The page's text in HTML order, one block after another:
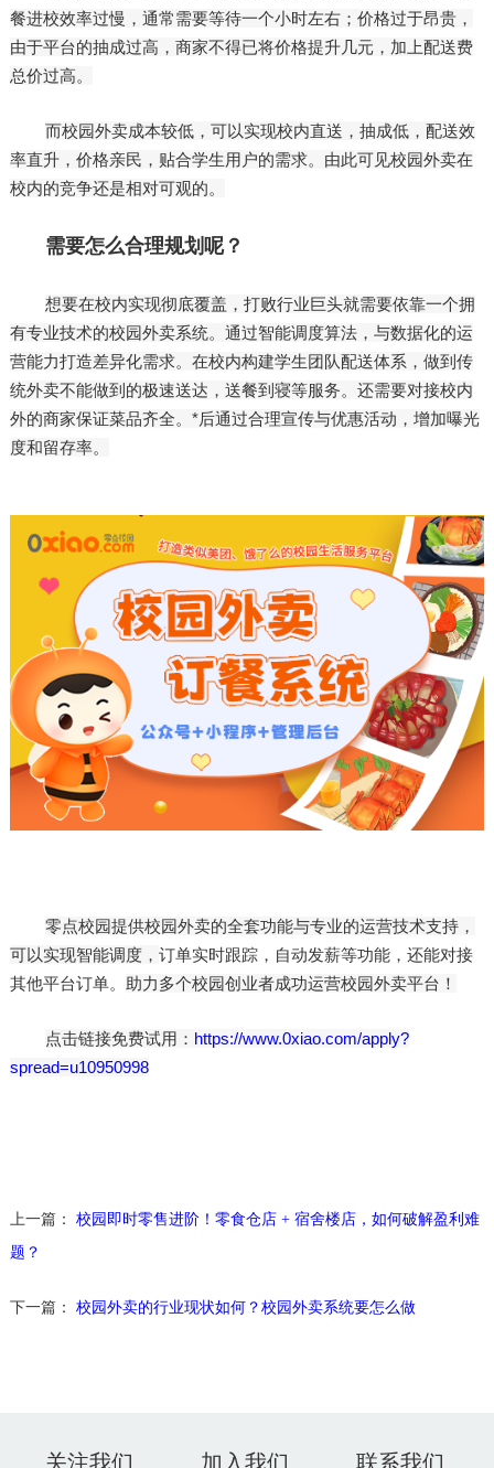
餐进校效率过慢，通常需要等待一个小时左右；价格过于昂贵，
由于平台的抽成过高，商家不得已将价格提升几元，加上配送费
总价过高。
而校园外卖成本较低，可以实现校内直送，抽成低，配送效
率直升，价格亲民，贴合学生用户的需求。由此可见校园外卖在
校内的竞争还是相对可观的。
需要怎么合理规划呢？
想要在校内实现彻底覆盖，打败行业巨头就需要依靠一个拥
有专业技术的校园外卖系统。通过智能调度算法，与数据化的运
营能力打造差异化需求。在校内构建学生团队配送体系，做到传
统外卖不能做到的极速送达，送餐到寝等服务。还需要对接校内
外的商家保证菜品齐全。*后通过合理宣传与优惠活动，增加曝光
度和留存率。
零点校园提供校园外卖的全套功能与专业的运营技术支持，
可以实现智能调度， 订单实时跟踪，自动发薪等功能，还能对接
其他平台订单。 助力多个校园创业者成功运营校园外卖平台！
点击链接免费试用： https://www.0xiao.com/apply?
spread=u10950998
上一篇： 校园即时零售进阶！零食仓店 + 宿舍楼店，如何破解盈利难
题？
下一篇： 校园外卖的行业现状如何？校园外卖系统要怎么做
关注我们 加入我们 联系我们